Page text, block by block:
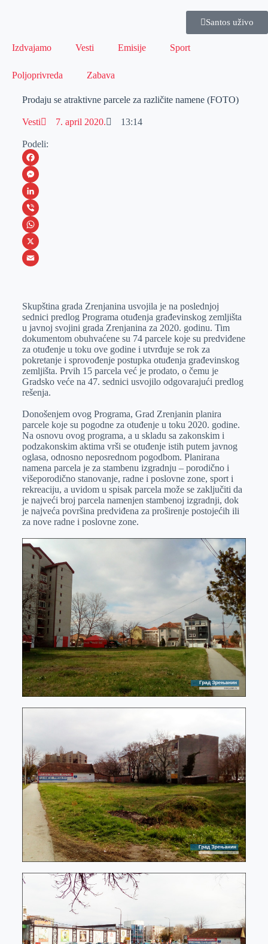
Santos uživo
Izdvajamo Vesti Emisije Sport
Poljoprivreda Zabava
Prodaju se atraktivne parcele za različite namene (FOTO)
Vesti 7. april 2020. 13:14
Podeli:
F
a
c
e
b
o
M
e
s
s
e
e
r
L
i
n
k
I
n
V
i
b
W
h
s
A
p
p
X
a
i
l
Skupština grada Zrenjanina usvojila je na poslednjoj
sednici predlog Programa otuđenja građevinskog zemljišta
u javnoj svojini grada Zrenjanina za 2020. godinu. Tim
dokumentom obuhvaćene su 74 parcele koje su predviđene
za otuđenje u toku ove godine i utvrđuje se rok za
pokretanje i sprovođenje postupka otuđenja građevinskog
zemljišta. Prvih 15 parcela već je prodato, o čemu je
Gradsko veće na 47. sednici usvojilo odgovarajući predlog
rešenja.
Donošenjem ovog Programa, Grad Zrenjanin planira
parcele koje su pogodne za otuđenje u toku 2020. godine.
Na osnovu ovog programa, a u skladu sa zakonskim i
podzakonskim aktima vrši se otuđenje istih putem javnog
oglasa, odnosno neposrednom pogodbom. Planirana
namena parcela je za stambenu izgradnju – porodično i
višeporodično stanovanje, radne i poslovne zone, sport i
rekreaciju, a uvidom u spisak parcela može se zaključiti da
je najveći broj parcela namenjen stambenoj izgradnji, dok
je najveća površina predviđena za proširenje postojećih ili
za nove radne i poslovne zone.